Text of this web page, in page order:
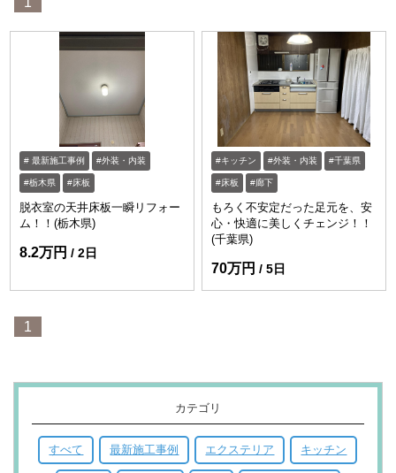
最新施工事例 外装・内装
栃木県 床板
脱衣室の天井床板一瞬リフォー
ム！！(栃木県)
8.2万円 2日
キッチン 外装・内装 千葉県
床板 廊下
もろく不安定だった足元を、安
心・快適に美しくチェンジ！！
(千葉県)
70万円 5日
1
カテゴリ
すべて 最新施工事例 エクステリア キッチン